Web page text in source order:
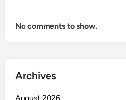
No comments to show.
Archives
August 2026